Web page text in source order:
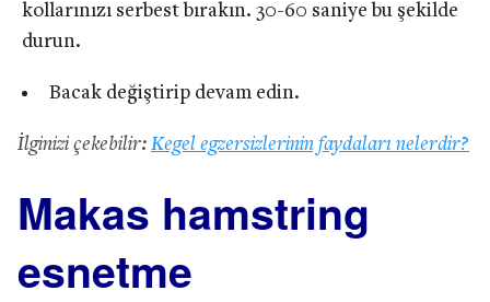
kollarınızı serbest bırakın. 30-60 saniye bu şekilde
durun.
Bacak değiştirip devam edin.
İlginizi çekebilir: Kegel egzersizlerinin faydaları nelerdir?
Makas hamstring
esnetme